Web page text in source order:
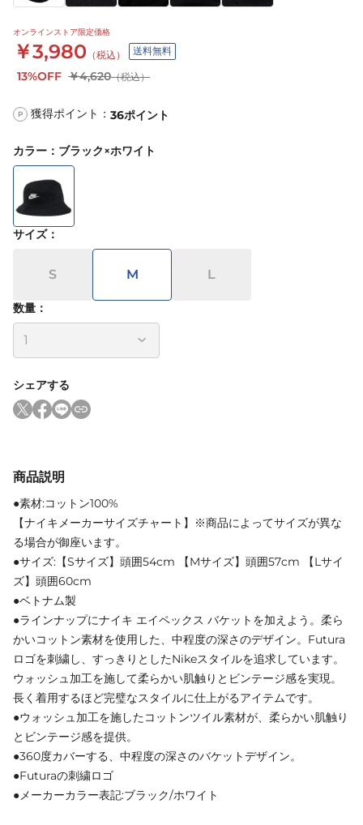
オンラインストア限定価格
￥3,980 （税込） 送料無料
13%OFF ￥4,620（税込）
P 獲得ポイント： 36ポイント
カラー ： ブラック×ホワイト
サイズ：
S M L
数量：
シェアする
商品説明
●素材:コットン100%
【ナイキメーカーサイズチャート】※商品によってサイズが異な
る場合が御座います。
●サイズ:【Sサイズ】頭囲54cm 【Mサイズ】頭囲57cm 【Lサイ
ズ】頭囲60cm
●ベトナム製
●ラインナップにナイキ エイペックス バケットを加えよう。柔ら
かいコットン素材を使用した、中程度の深さのデザイン。Futura
ロゴを刺繍し、すっきりとしたNikeスタイルを追求しています。
ウォッシュ加工を施して柔らかい肌触りとビンテージ感を実現。
長く着用するほど完璧なスタイルに仕上がるアイテムです。
●ウォッシュ加工を施したコットンツイル素材が、柔らかい肌触り
とビンテージ感を提供。
●360度カバーする、中程度の深さのバケットデザイン。
●Futuraの刺繍ロゴ
●メーカーカラー表記:ブラック/ホワイト